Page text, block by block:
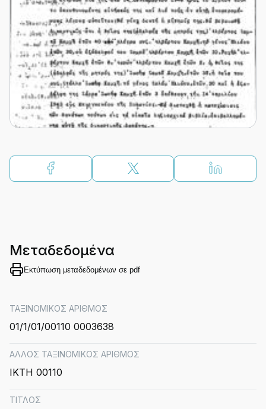
Μεταδεδομένα
Εκτύπωση μεταδεδομένων σε pdf
ΤΑΞΙΝΟΜΙΚΟΣ ΑΡΙΘΜΟΣ
01/1/01/00110 0003638
ΑΛΛΟΣ ΤΑΞΙΝΟΜΙΚΟΣ ΑΡΙΘΜΟΣ
IKTH 00110
ΤΙΤΛΟΣ